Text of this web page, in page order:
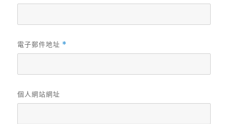
電子郵件地址 *
個人網站網址